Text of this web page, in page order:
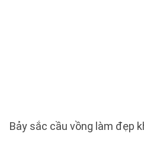
Bảy sắc cầu vồng làm đẹp